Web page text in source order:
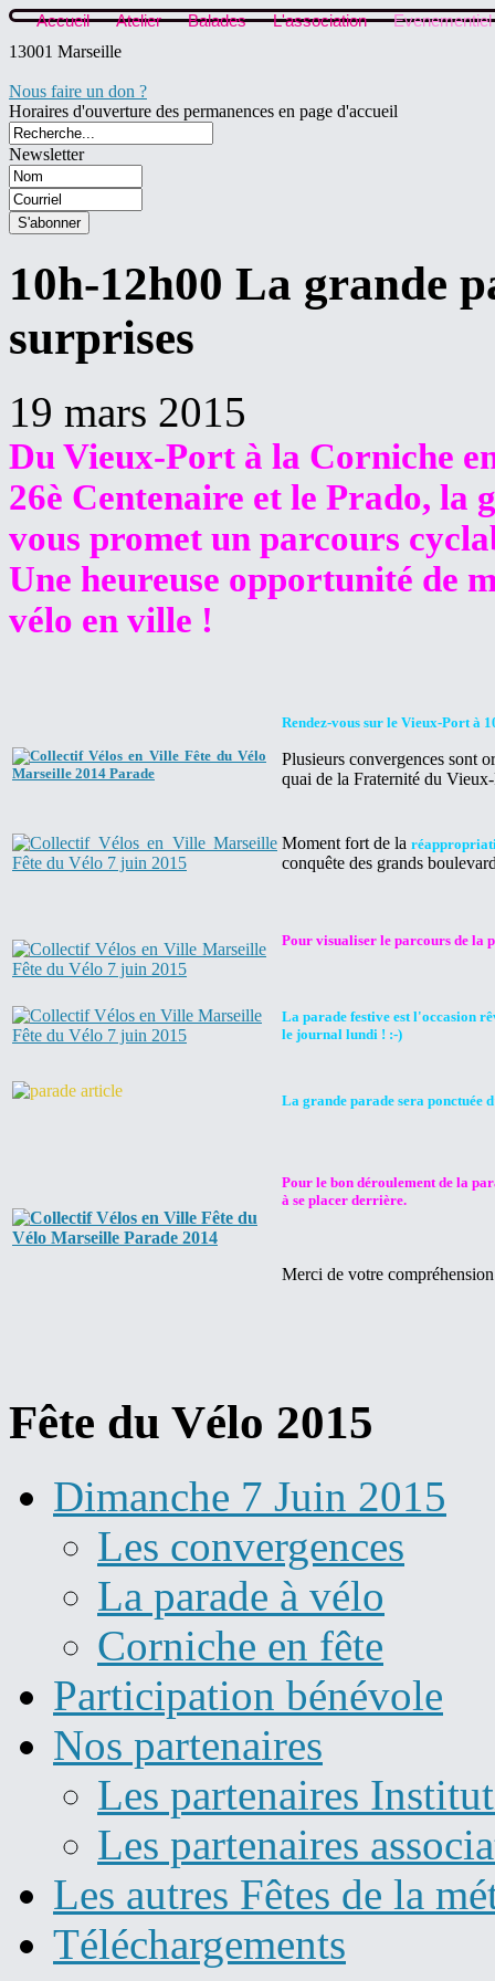
Accueil Atelier Balades L'association
Evenementiel
13001 Marseille
Nous faire un don ?
Horaires d'ouverture des permanences en page d'accueil
Newsletter
10h-12h00 La grande
surprises
19 mars 2015
Du Vieux-Port à la Corniche
26è Centenaire et le Prado, la
vous promet un parcours
Une heureuse opportunité de
vélo en ville !
Rendez-vous sur le Vieux-Port à
Plusieurs convergences sont
quai de la Fraternité du
Moment fort de la
conquête des grands
Pour visualiser le parcours de la
La parade festive est l'occasion
le journal lundi ! :-)
La grande parade sera ponctuée
Pour le bon déroulement de la
à se placer derrière.
Merci de votre
Fête du Vélo 2015
Dimanche 7 Juin 2015
Les convergences
La parade à vélo
Corniche en fête
Participation bénévole
Nos partenaires
Les partenaires
Les partenaires
Les autres Fêtes de la
Téléchargements